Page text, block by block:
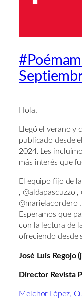
Hola,
Llegó el verano y
publicado desde
2024. Les
más interés que
El equipo fijo de
, @aldapascuzzo ,
@marielacordero
Esperamos que
con la lectura de
ofreciendo desde
José Luis Regojo
Director Revista
Melchor López,